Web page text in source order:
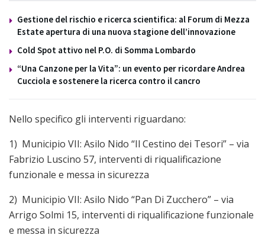
Gestione del rischio e ricerca scientifica: al Forum di Mezza
Estate apertura di una nuova stagione dell’innovazione
Cold Spot attivo nel P.O. di Somma Lombardo
“Una Canzone per la Vita”: un evento per ricordare Andrea
Cucciola e sostenere la ricerca contro il cancro
Nello specifico gli interventi riguardano:
1) Municipio VII: Asilo Nido “Il Cestino dei Tesori” – via
Fabrizio Luscino 57, interventi di riqualificazione
funzionale e messa in sicurezza
2) Municipio VII: Asilo Nido “Pan Di Zucchero” – via
Arrigo Solmi 15, interventi di riqualificazione funzionale
e messa in sicurezza